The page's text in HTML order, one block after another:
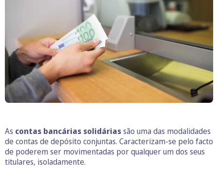
As contas bancárias solidáriassão uma das modalidades
de contas de depósito conjuntas. Caracterizam-se pelo facto
de poderem ser movimentadas por qualquer um dos seus
titulares, isoladamente.